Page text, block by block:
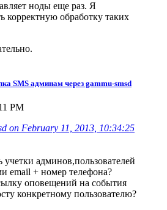
ноды еще раз. Я
корректную обработку таких
SMS админам через gammu-smsd
PM
on February 11, 2013, 10:34:25
учетки админов,пользователей
email + номер телефона?
оповещений на события
конкретному пользователю?